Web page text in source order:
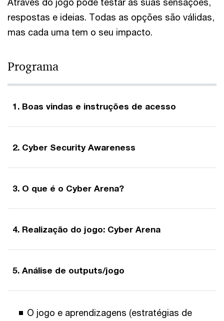
respostas e ideias. Todas as opções são válidas,
mas cada uma tem o seu impacto.
Programa
1. Boas vindas e instruções de acesso
2. Cyber Security Awareness
3. O que é o Cyber Arena?
4. Realização do jogo: Cyber Arena
5. Análise de outputs/jogo
O jogo e aprendizagens (estratégias de